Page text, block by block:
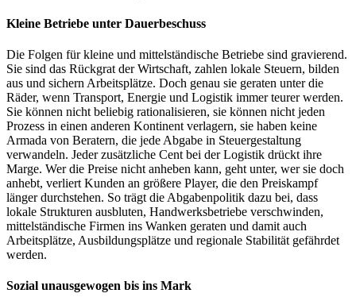
Kleine Betriebe unter Dauerbeschuss
Die Folgen für kleine und mittelständische Betriebe sind gravierend.
Sie sind das Rückgrat der Wirtschaft, zahlen lokale Steuern, bilden
aus und sichern Arbeitsplätze. Doch genau sie geraten unter die
Räder, wenn Transport, Energie und Logistik immer teurer werden.
Sie können nicht beliebig rationalisieren, sie können nicht jeden
Prozess in einen anderen Kontinent verlagern, sie haben keine
Armada von Beratern, die jede Abgabe in Steuergestaltung
verwandeln. Jeder zusätzliche Cent bei der Logistik drückt ihre
Marge. Wer die Preise nicht anheben kann, geht unter, wer sie doch
anhebt, verliert Kunden an größere Player, die den Preiskampf
länger durchstehen. So trägt die Abgabenpolitik dazu bei, dass
lokale Strukturen ausbluten, Handwerksbetriebe verschwinden,
mittelständische Firmen ins Wanken geraten und damit auch
Arbeitsplätze, Ausbildungsplätze und regionale Stabilität gefährdet
werden.
Sozial unausgewogen bis ins Mark